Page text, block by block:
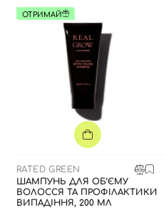
і декольте
ОТРИМАЙ
RATED GREEN
ШАМПУНЬ ДЛЯ ОБ’ЄМУ
ВОЛОССЯ ТА ПРОФІЛАКТИКИ
ВИПАДІННЯ, 200 МЛ